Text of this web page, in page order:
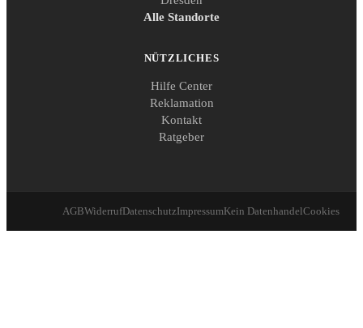
Alle Standorte
NÜTZLICHES
Hilfe Center
Reklamation
Kontakt
Ratgeber
AGBWiderrufDatenschutzImpressumKein DatenhandelCookies